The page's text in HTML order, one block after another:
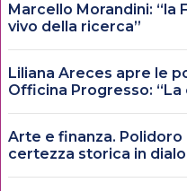
Marcello Morandini: “la
vivo della ricerca”
Liliana Areces apre le
Officina Progresso:
Arte e finanza. Polidoro
certezza storica in